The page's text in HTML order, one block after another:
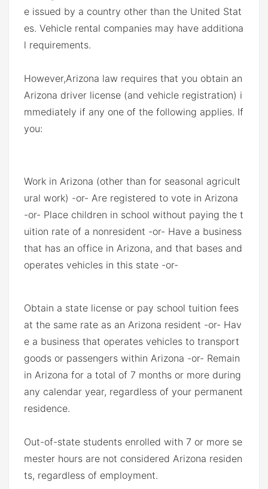
e issued by a country other than the United Stat
es. Vehicle rental companies may have additiona
l requirements.
However,Arizona law requires that you obtain an
Arizona driver license (and vehicle registration) i
mmediately if any one of the following applies. If
you:
Work in Arizona (other than for seasonal agricult
ural work) -or- Are registered to vote in Arizona
-or- Place children in school without paying the t
uition rate of a nonresident -or- Have a business
that has an office in Arizona, and that bases and
operates vehicles in this state -or-
Obtain a state license or pay school tuition fees
at the same rate as an Arizona resident -or- Hav
e a business that operates vehicles to transport
goods or passengers within Arizona -or- Remain
in Arizona for a total of 7 months or more during
any calendar year, regardless of your permanent
residence.
Out-of-state students enrolled with 7 or more se
mester hours are not considered Arizona residen
ts, regardless of employment.